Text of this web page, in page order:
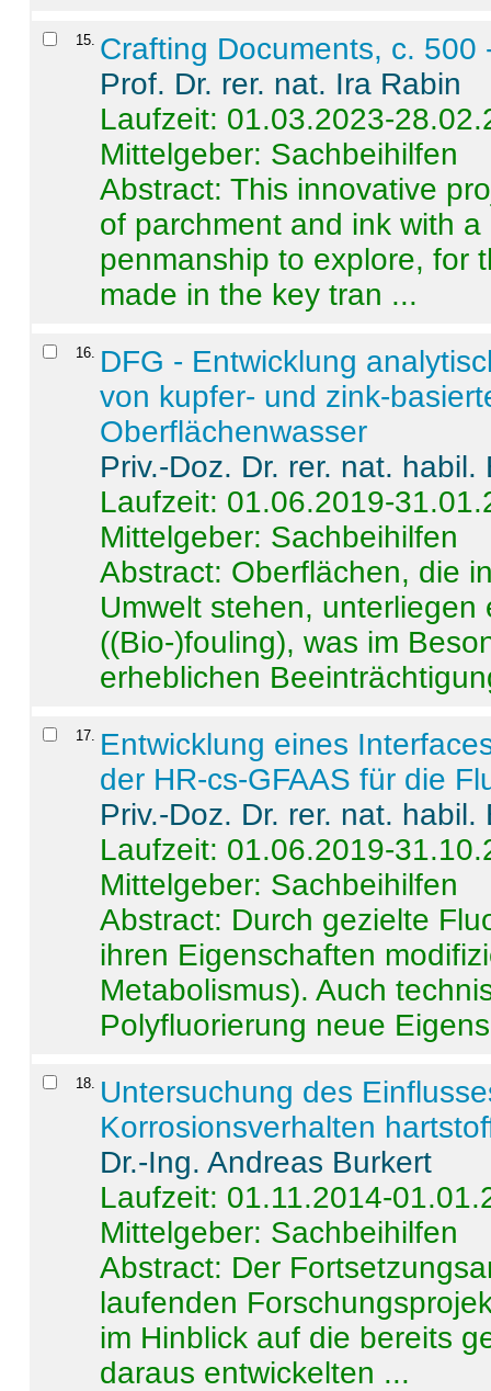
15 Crafting Documents, c. 500
Prof. Dr. rer. nat. Ira Rabin
Laufzeit: 01.03.2023-
Mittelgeber: Sachbeihilfen
Abstract:This innovative
of parchment and ink with
penmanship to explore, for
made in the key tran ...
16
DFG - Entwicklung
von kupfer- und zink-
Oberflächenwasser
Priv.-Doz. Dr. rer. nat.
Laufzeit: 01.06.2019-
Mittelgeber: Sachbeihilfen
Abstract: Oberflächen, die
Umwelt stehen,
((Bio-)fouling), was im
erheblichen
17
Entwicklung eines
der HR-cs-GFAAS für die
Priv.-Doz. Dr. rer. nat.
Laufzeit: 01.06.2019-
Mittelgeber: Sachbeihilfen
Abstract: Durch gezielte
ihren Eigenschaften
Metabolismus). Auch
Polyfluorierung neue
18
Untersuchung des
Korrosionsverhalten
Dr.-Ing. Andreas Burkert
Laufzeit: 01.11.2014-
Mittelgeber: Sachbeihilfen
Abstract: Der
laufenden
im Hinblick auf die bereits
daraus entwickelten ...